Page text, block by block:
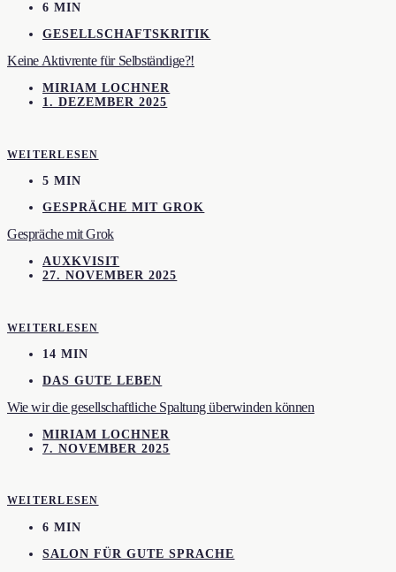
6 MIN
GESELLSCHAFTSKRITIK
Keine Aktivrente für Selbständige?!
MIRIAM LOCHNER
1. DEZEMBER 2025
WEITERLESEN
5 MIN
GESPRÄCHE MIT GROK
Gespräche mit Grok
AUXKVISIT
27. NOVEMBER 2025
WEITERLESEN
14 MIN
DAS GUTE LEBEN
Wie wir die gesellschaftliche Spaltung überwinden können
MIRIAM LOCHNER
7. NOVEMBER 2025
WEITERLESEN
6 MIN
SALON FÜR GUTE SPRACHE